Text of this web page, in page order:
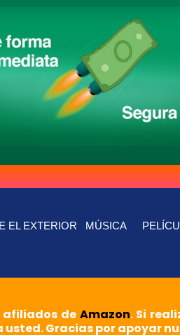
EL EXTERIOR MÚSICA
afiliados de Amazon. Si
Gracias por apoyar